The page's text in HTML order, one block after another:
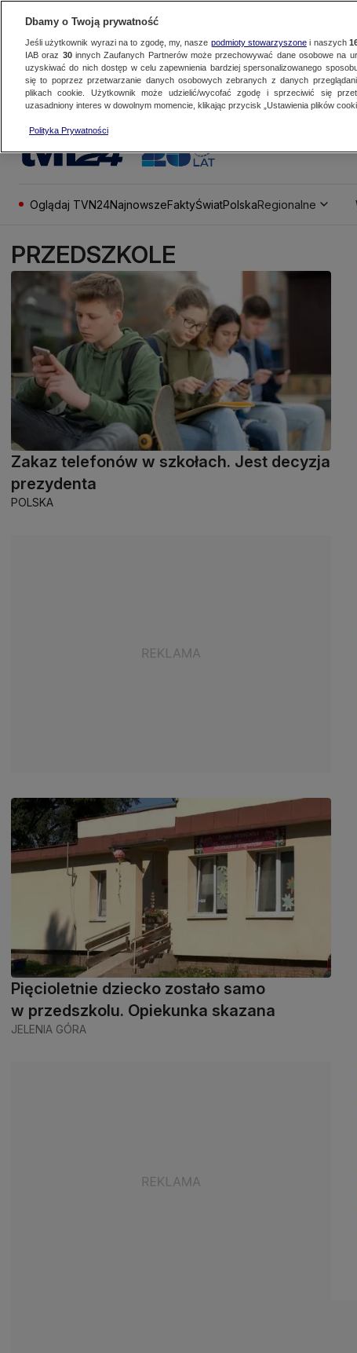
Oglądaj TVN24NajnowszeFaktyŚwiatPolskaRegionalne
PRZEDSZKOLE
Zakaz telefonów w szkołach. Jest decyzja
prezydenta
POLSKA
Pięcioletnie dziecko zostało samo
w przedszkolu. Opiekunka skazana
JELENIA GÓRA
Dbamy o Twoją prywatność
Jeśli użytkownik wyrazi na to zgodę, my, nasze podmioty stowarzyszonei naszych
IAB oraz 30innych Zaufanych Partnerów może przechowywać dane osobowe na
uzyskiwać do nich dostęp w celu zapewnienia bardziej spersonalizowanego
się to poprzez przetwarzanie danych osobowych zebranych z danych
plikach cookie. Użytkownik może udzielić/wycofać zgodę i sprzeciwić się
uzasadniony interes w dowolnym momencie, klikając przycisk „Ustawienia plików
Polityka Prywatności